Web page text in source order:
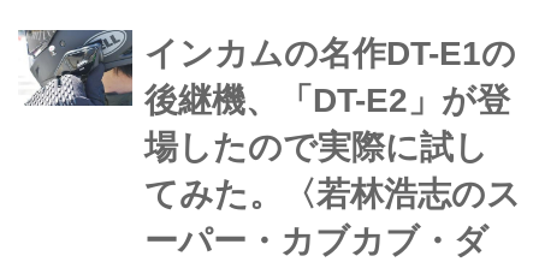
えてみるよ。そもそもカブ系みたいな
小排気量車だと発電量も少ないので、
装着する電装品について厳選して検討
して...
インカムの名作DT-E1の
後継機、「DT-E2」が登
場したので実際に試し
てみた。〈若林浩志のス
ーパー・カブカブ・ダ